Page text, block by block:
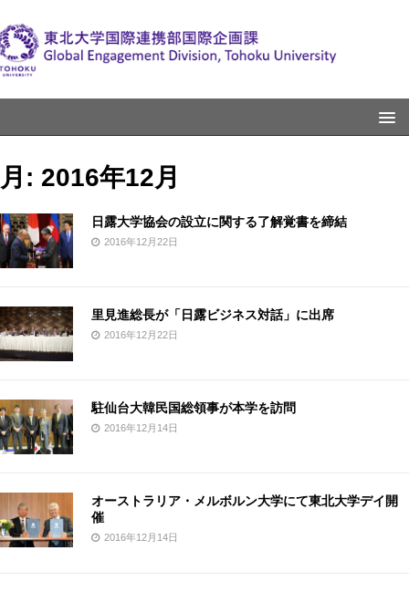
月: 2016年12月
日露大学協会の設立に関する了解覚書を締結
2016年12月22日
里見進総長が「日露ビジネス対話」に出席
2016年12月22日
駐仙台大韓民国総領事が本学を訪問
2016年12月14日
オーストラリア・メルボルン大学にて東北大学デイ開
催
2016年12月14日